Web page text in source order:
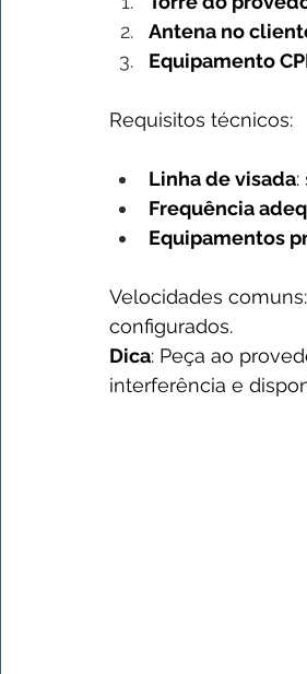
Antena no
Equipamento
Requisitos técnicos:
Linha de visada:
Frequência
Equipamentos
Velocidades
configurados.
Dica: Peça ao
interferência e